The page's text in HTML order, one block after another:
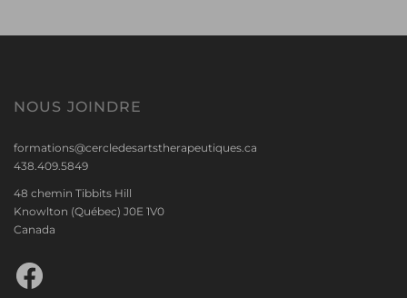
connexion et autres absences hors de contrôle
Attestation
Une attestation de réussite sera émise et
envoyée par courriel au participant qui aura
assisté à au moins 80% de la formation et qui
aura obtenu la note de 60% à l’évaluation finale
obtiendra une attestation de participation.
NOUS JOINDRE
formations@cercledesartstherapeutiques.ca
438.409.5849
48 chemin Tibbits Hill
Knowlton (Québec) J0E 1V0
Canada
Facebook